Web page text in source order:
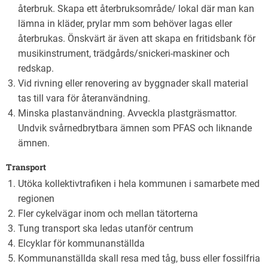
återbruk. Skapa ett återbruksområde/ lokal där man kan
lämna in kläder, prylar mm som behöver lagas eller
återbrukas. Önskvärt är även att skapa en fritidsbank för
musikinstrument, trädgårds/snickeri-maskiner och
redskap.
Vid rivning eller renovering av byggnader skall material
tas till vara för återanvändning.
Minska plastanvändning. Avveckla plastgräsmattor.
Undvik svårnedbrytbara ämnen som PFAS och liknande
ämnen.
Transport
Utöka kollektivtrafiken i hela kommunen i samarbete med
regionen
Fler cykelvägar inom och mellan tätorterna
Tung transport ska ledas utanför centrum
Elcyklar för kommunanställda
Kommunanställda skall resa med tåg, buss eller fossilfria